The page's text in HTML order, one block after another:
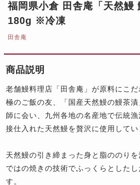
福岡県小倉 田舎庵「天然鰻
180g ※冷凍
田舎庵
商品説明
老舗鰻料理店「田舎庵」が原料にこ
極のご飯の友、「国産天然鰻の鰻茶
師に会い、九州各地の名産地で伝統
接仕入れた天然鰻を贅沢に使用してい
天然鰻の引き締まった身と脂ののり
ではの焼きの技術でふっくらとした
す。